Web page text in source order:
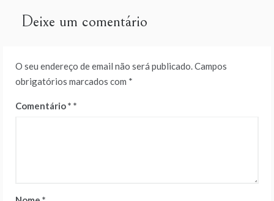
artigos
Deixe um comentário
O seu endereço de email não será publicado.Campos
obrigatórios marcados com *
Comentário*